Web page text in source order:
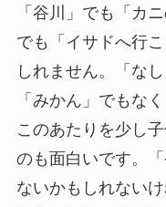
「谷川」でも「カ
でも「イサドへ行
しれません。「な
「みかん」でもな
このあたりを少し
のも面白いです。
ないかもしれない